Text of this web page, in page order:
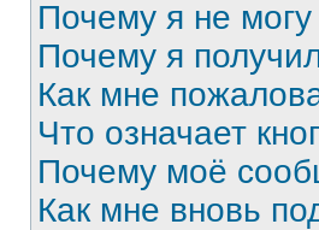
Почему я не
Почему я
Как мне
Что означает
Почему моё
Как мне вновь